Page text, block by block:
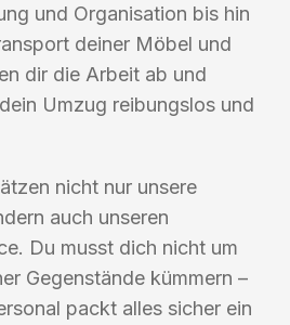
und Organisation bis hin
deiner Möbel und
dir die Arbeit ab und
Umzug reibungslos und
nicht nur unsere
auch unseren
Du musst dich nicht um
Gegenstände kümmern –
packt alles sicher ein